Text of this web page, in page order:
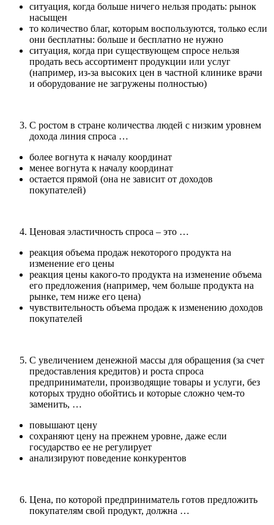
ситуация, когда больше ничего нельзя продать: рынок
насыщен
то количество благ, которым воспользуются, только если
они бесплатны: больше и бесплатно не нужно
ситуация, когда при существующем спросе нельзя
продать весь ассортимент продукции или услуг
(например, из-за высоких цен в частной клинике врачи
и оборудование не загружены полностью)
С ростом в стране количества людей с низким уровнем
дохода линия спроса …
более вогнута к началу координат
менее вогнута к началу координат
остается прямой (она не зависит от доходов
покупателей)
Ценовая эластичность спроса – это …
реакция объема продаж некоторого продукта на
изменение его цены
реакция цены какого-то продукта на изменение объема
его предложения (например, чем больше продукта на
рынке, тем ниже его цена)
чувствительность объема продаж к изменению доходов
покупателей
С увеличением денежной массы для обращения (за счет
предоставления кредитов) и роста спроса
предприниматели, производящие товары и услуги, без
которых трудно обойтись и которые сложно чем-то
заменить, …
повышают цену
сохраняют цену на прежнем уровне, даже если
государство ее не регулирует
анализируют поведение конкурентов
Цена, по которой предприниматель готов предложить
покупателям свой продукт, должна …